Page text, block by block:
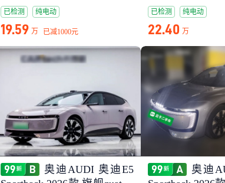
已检测 纯电动
19.59 万 已减1000元
已检测 纯电动
22.40 万
奥迪AUDI 奥迪E5
奥迪